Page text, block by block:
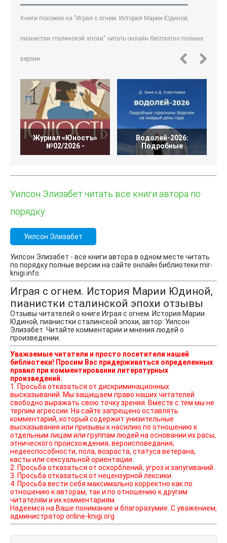
Книги похожие на "Играя с огнем. История Марии Юдиной,
пианистки сталинской эпохи" читать онлайн бесплатно полные
версии.
Журнал «Юность»
№02/2026 -
Водолей-2026:
Подробные
Уилсон Элизабет читать все книги автора по
порядку
Уилсон Элизабет
Уилсон Элизабет - все книги автора в одном месте читать
по порядку полные версии на сайте онлайн библиотеки mir-
knigi.info.
Играя с огнем. История Марии Юдиной,
пианистки сталинской эпохи отзывы
Отзывы читателей о книге Играя с огнем. История Марии
Юдиной, пианистки сталинской эпохи, автор: Уилсон
Элизабет. Читайте комментарии и мнения людей о
произведении.
Уважаемые читатели и просто посетители нашей
библиотеки! Просим Вас придерживаться определенных
правил при комментировании литературных
произведений.
1. Просьба отказаться от дискриминационных
высказываний. Мы защищаем право наших читателей
свободно выражать свою точку зрения. Вместе с тем мы не
терпим агрессии. На сайте запрещено оставлять
комментарий, который содержит унизительные
высказывания или призывы к насилию по отношению к
отдельным лицам или группам людей на основании их расы,
этнического происхождения, вероисповедания,
недееспособности, пола, возраста, статуса ветерана,
касты или сексуальной ориентации.
2. Просьба отказаться от оскорблений, угроз и запугиваний.
3. Просьба отказаться от нецензурной лексики.
4. Просьба вести себя максимально корректно как по
отношению к авторам, так и по отношению к другим
читателям и их комментариям.
Надеемся на Ваше понимание и благоразумие. С уважением,
администратор online-knigi.org